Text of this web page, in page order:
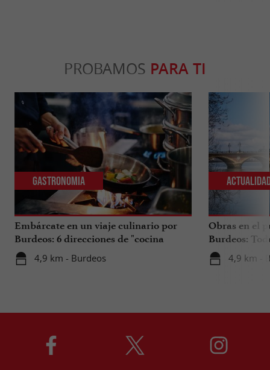
PROBAMOS PARA TI
Embárcate en un viaje culinario por
Burdeos: 6 direcciones de "cocina
internacional"
4,9 km - Burdeos
Gastronomia
Obras en el
Burdeos:
tus viajes en
4,9 km -